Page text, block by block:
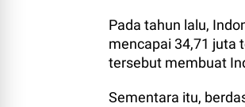
Pada tahun lalu,
mencapai 34,71 juta
tersebut membuat
Sementara itu,